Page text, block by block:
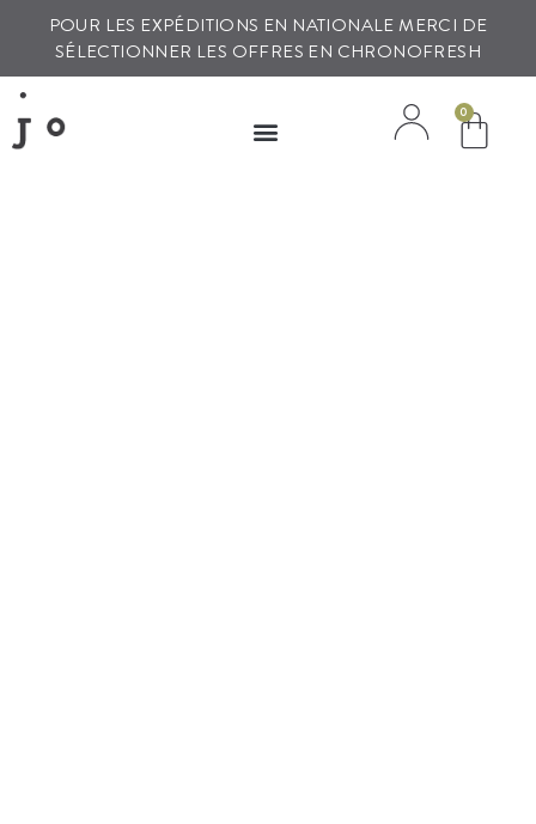
POUR LES EXPÉDITIONS EN NATIONALE MERCI DE
SÉLECTIONNER LES OFFRES EN CHRONOFRESH
0